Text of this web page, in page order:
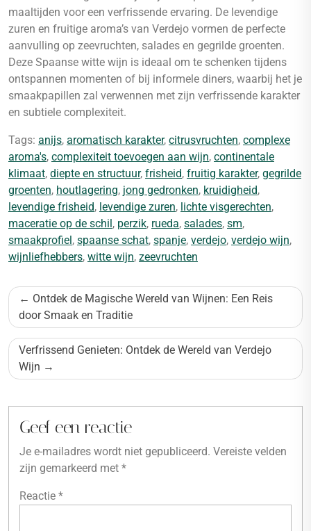
maaltijden voor een verfrissende ervaring. De levendige
zuren en fruitige aroma’s van Verdejo vormen de perfecte
aanvulling op zeevruchten, salades en gegrilde groenten.
Deze Spaanse witte wijn is ideaal om te schenken tijdens
ontspannen momenten of bij informele diners, waarbij het je
smaakpapillen zal verwennen met zijn verfrissende karakter
en subtiele complexiteit.
Tags: anijs, aromatisch karakter, citrusvruchten, complexe
aroma's, complexiteit toevoegen aan wijn, continentale
klimaat, diepte en structuur, frisheid, fruitig karakter, gegrilde
groenten, houtlagering, jong gedronken, kruidigheid,
levendige frisheid, levendige zuren, lichte visgerechten,
maceratie op de schil, perzik, rueda, salades, sm,
smaakprofiel, spaanse schat, spanje, verdejo, verdejo wijn,
wijnliefhebbers, witte wijn, zeevruchten
Bericht
navigatie
Ontdek de Magische Wereld van Wijnen: Een Reis
door Smaak en Traditie
Verfrissend Genieten: Ontdek de Wereld van Verdejo
Wijn
Geef een reactie
Je e-mailadres wordt niet gepubliceerd. Vereiste velden
zijn gemarkeerd met *
Reactie *